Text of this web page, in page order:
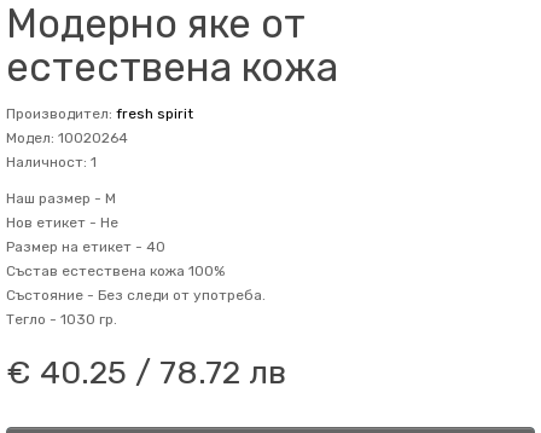
Модерно яке от
естествена кожа
Производител: fresh spirit
Модел: 10020264
Наличност: 1
Наш размер - M
Нов етикет - Не
Размер на етикет - 40
Състав естествена кожа 100%
Състояние - Без следи от употреба.
Тегло - 1030 гр.
€ 40.25 / 78.72 лв